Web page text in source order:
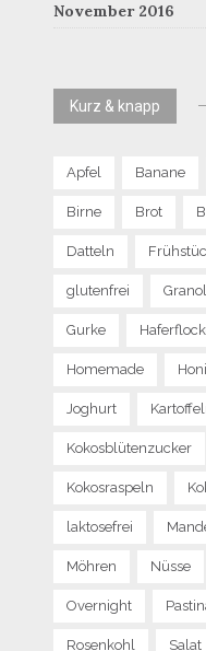
November 2016
Kurz & knapp
Apfel Banane
Birne Brot
Datteln
glutenfrei
Gurke
Homemade
Joghurt
Kokosblütenzucker
Kokosraspeln
laktosefrei
Möhren Nüsse
Overnight
Rosenkohl Salat